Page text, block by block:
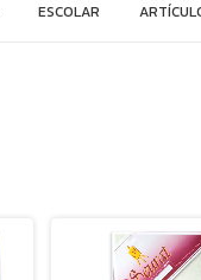
ESCOLAR